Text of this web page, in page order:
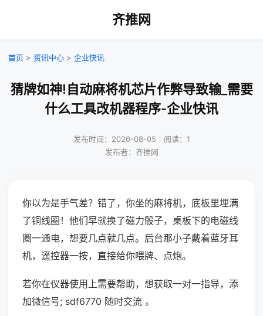
齐推网
首页 > 资讯中心 > 企业快讯
猜牌如神!自动麻将机芯片作弊导致输_需要
什么工具改机器程序-企业快讯
发布时间：2026-08-05｜阅读：1
发布者：齐推网
你以为是手气差？错了，你坐的麻将机，底板里埋满
了铜线圈！他们早就换了磁力骰子，桌板下的电磁线
圈一通电，想要几点就几点。后台那小子戴着蓝牙耳
机，遥控器一按，直接给你喂牌、点炮。
若你在仪器使用上需要帮助，想获取一对一指导，添
加微信号; sdf6770 随时交流 。